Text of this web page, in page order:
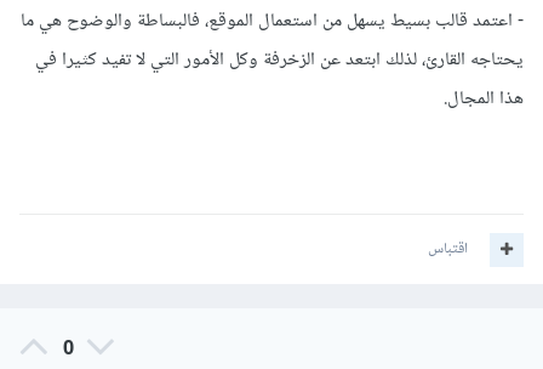
- اعتمد قالب بسيط يسهل من استعمال الموقع، فالبساطة والوضوح هي ما
يحتاجه القارئ، لذلك ابتعد عن الزخرفة وكل الأمور التي لا تفيد كثيرا في
هذا المجال.
اقتباس
0